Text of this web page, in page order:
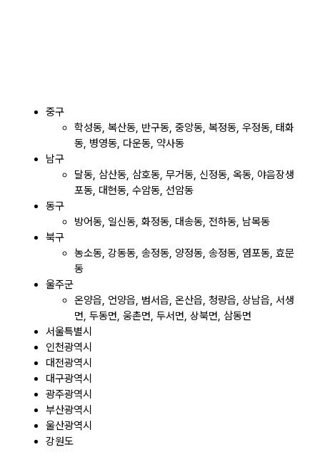
중구
학성동, 복산동, 반구동, 중앙동, 복정동, 우정동, 태화
동, 병영동, 다운동, 약사동
남구
달동, 삼산동, 삼호동, 무거동, 신정동, 옥동, 야음장생
포동, 대현동, 수암동, 선암동
동구
방어동, 일신동, 화정동, 대송동, 전하동, 남목동
북구
농소동, 강동동, 송정동, 양정동, 송정동, 염포동, 효문
동
울주군
온양읍, 언양읍, 범서읍, 온산읍, 청량읍, 상남읍, 서생
면, 두동면, 웅촌면, 두서면, 상북면, 삼동면
서울특별시
인천광역시
대전광역시
대구광역시
광주광역시
부산광역시
울산광역시
강원도